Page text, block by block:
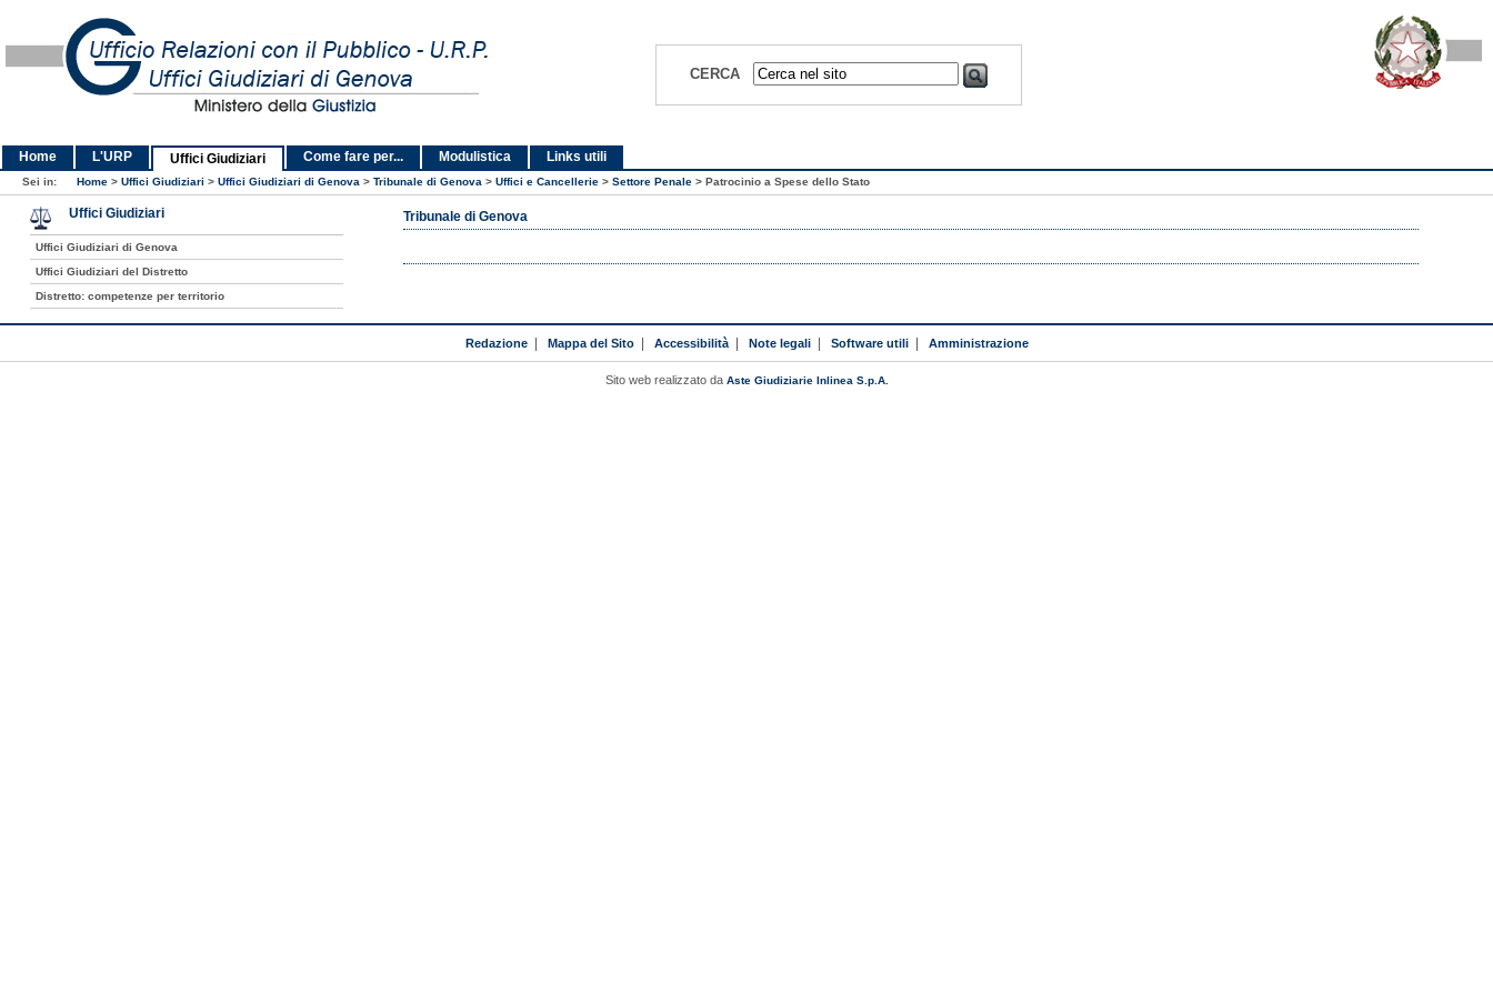
CERCA
Home L'URP Uffici Giudiziari Come fare per... Modulistica Links utili
Sei in: Home > Uffici Giudiziari > Uffici Giudiziari di Genova > Tribunale di Genova > Uffici e Cancellerie > Settore Penale > Patrocinio a Spese dello Stato
Tribunale di Genova
Uffici Giudiziari
Uffici Giudiziari di Genova
Uffici Giudiziari del Distretto
Distretto: competenze per territorio
Redazione| Mappa del Sito| Accessibilità| Note legali| Software utili| Amministrazione
Sito web realizzato da Aste Giudiziarie Inlinea S.p.A.